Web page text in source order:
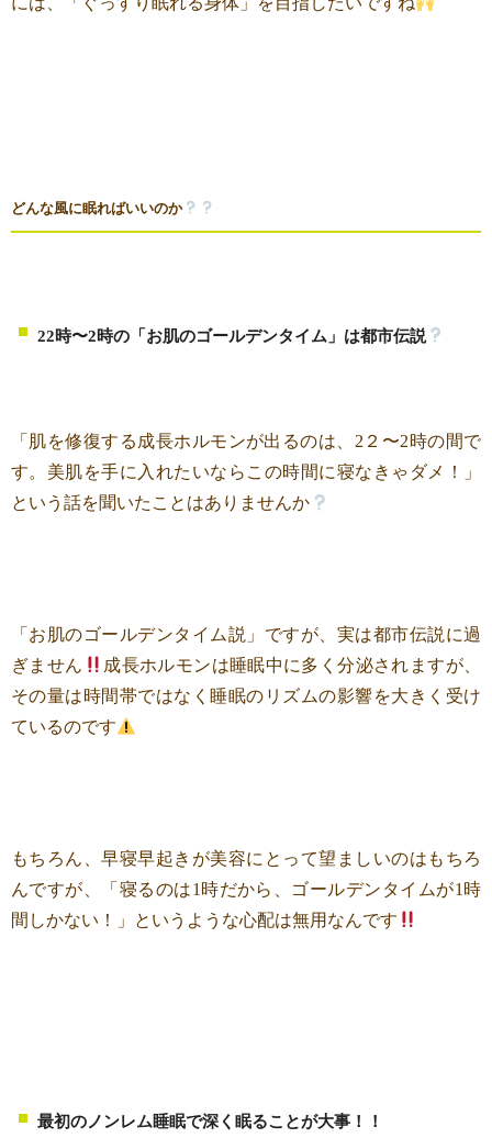
どんな風に眠ればいいのか
22時〜2時の「お肌のゴールデンタイム」は都市伝説
「肌を修復する成長ホルモンが出るのは、2２〜2時の間で
す。美肌を手に入れたいならこの時間に寝なきゃダメ！」
という話を聞いたことはありませんか
「お肌のゴールデンタイム説」ですが、実は都市伝説に過
ぎません
成長ホルモンは睡眠中に多く分泌されますが、
その量は時間帯ではなく睡眠のリズムの影響を大きく受け
ているのです
もちろん、早寝早起きが美容にとって望ましいのはもちろ
んですが、「寝るのは1時だから、ゴールデンタイムが1時
間しかない！」というような心配は無用なんです
最初のノンレム睡眠で深く眠ることが大事！！